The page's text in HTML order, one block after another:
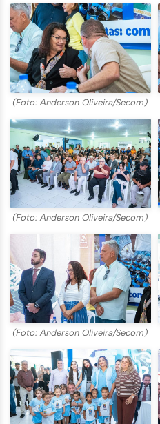
(Foto: Anderson Oliveira/Secom)
(Foto: Anderson Oliveira/Secom)
(Foto: Anderson Oliveira/Secom)